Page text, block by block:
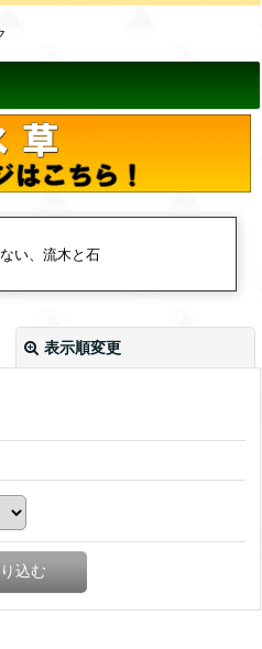
い、流木と石
表示順変更
込む